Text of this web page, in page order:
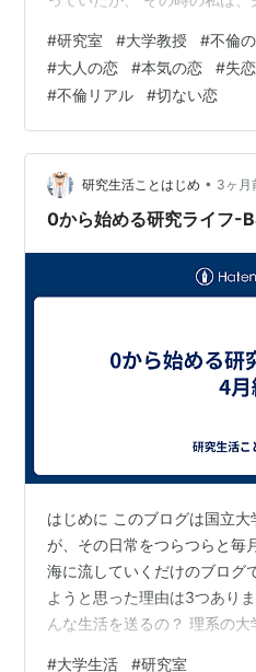
1時間ほどしてようやく、Rが
た。 私は弾丸のように電車か
がある校舎まで走った。 Rが
てくれた。 エレベーターの
ん、私は、予想よりかなり悪
扉を手で押さえて、「どうぞ
#研究室 #大学教授 #不倫
#大人の恋 #本気の恋 #失恋
#不倫リアル #切ない恋
研究生活ことはじめ • 3ヶ月
0から始める研究ライフ-
はじめに このブログは国立
が、その日常をつらつらと
海に流していくだけのブログ
ようと思った理由は3つあり
んな生活を送るの？ 理系の
#大学生活 #研究室